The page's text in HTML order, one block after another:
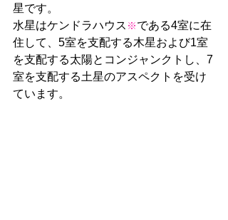
星です。
水星はケンドラハウス ※である4室に在
住して、5室を支配する木星および1室
を支配する太陽とコンジャンクトし、7
室を支配する土星のアスペクトを受け
ています。